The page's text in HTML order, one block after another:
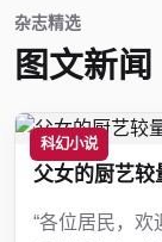
杂志精选
图文新闻
科幻小说
父女的厨艺较
“各位居民，